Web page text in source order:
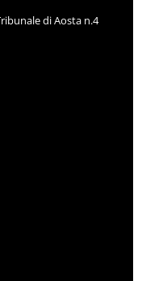
di Aosta n.4